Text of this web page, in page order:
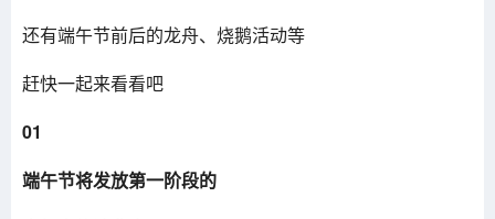
还有端午节前后的龙舟、烧鹅活动等
赶快一起来看看吧
01
端午节将发放第一阶段的